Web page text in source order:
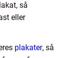
så
eller
plakater, så